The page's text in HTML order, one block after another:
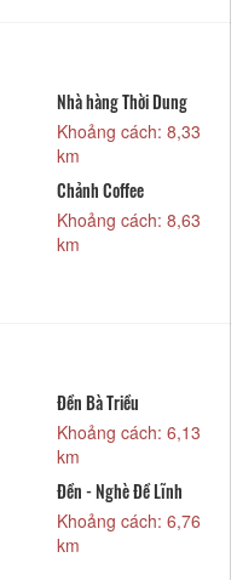
Nhà hàng Thời Dung
Khoảng cách: 8,33
km
Chảnh Coffee
Khoảng cách: 8,63
km
Đền Bà Triều
Khoảng cách: 6,13
km
Đền - Nghè Đề Lĩnh
Khoảng cách: 6,76
km